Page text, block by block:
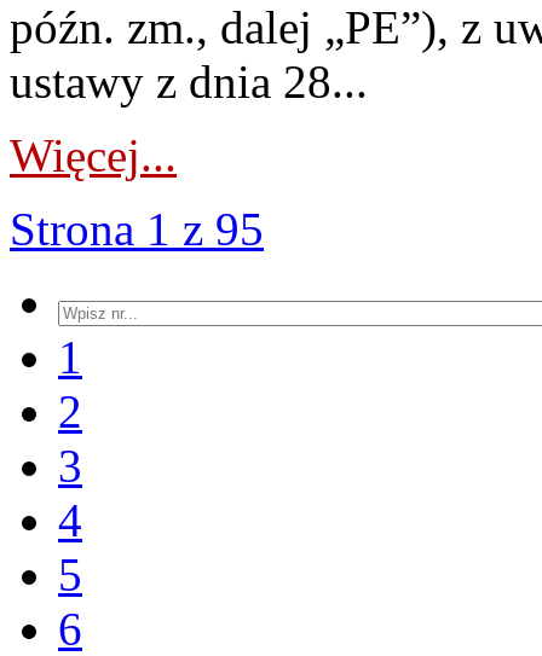
późn. zm., dalej „PE”), z
ustawy z dnia 28...
Więcej...
Strona 1 z 95
1
2
3
4
5
6